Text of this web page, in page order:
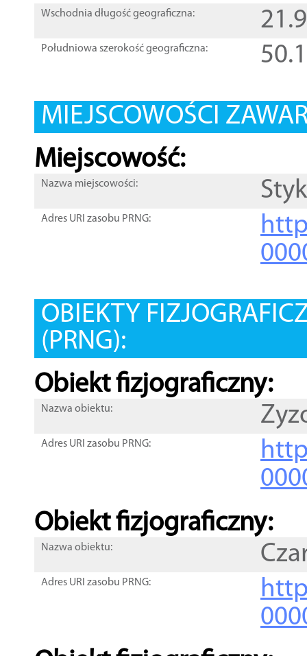
Wschodnia długość geograficzna:
Południowa szerokość geograficzna:
MIEJSCOWOŚCI
Miejscowość:
Nazwa miejscowości:
Adres URI zasobu PRNG:
OBIEKTY
(PRNG):
Obiekt fizjograficzny:
Nazwa obiektu:
Adres URI zasobu PRNG:
Obiekt fizjograficzny:
Nazwa obiektu:
Adres URI zasobu PRNG: